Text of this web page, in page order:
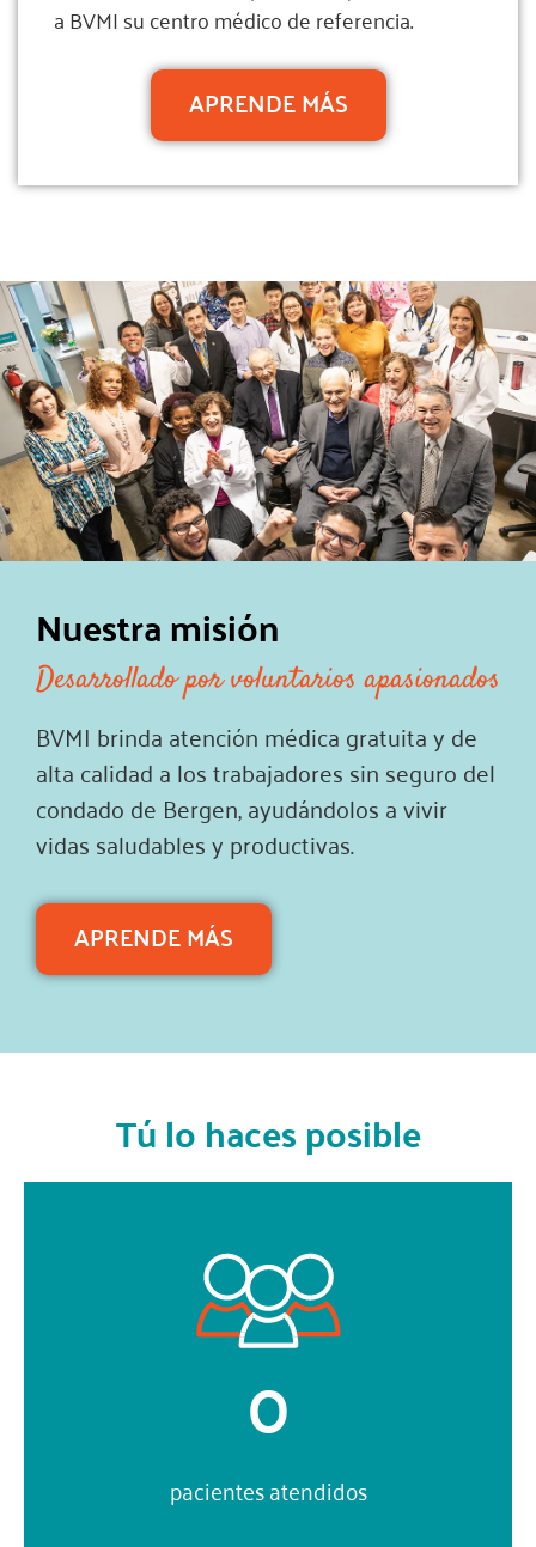
a BVMI su centro médico de referencia.
APRENDE MÁS
Nuestra misión
Desarrollado por voluntarios apasionados
BVMI brinda atención médica gratuita y de
alta calidad a los trabajadores sin seguro del
condado de Bergen, ayudándolos a vivir
vidas saludables y productivas.
APRENDE MÁS
Tú lo haces posible
pacientes atendidos
0